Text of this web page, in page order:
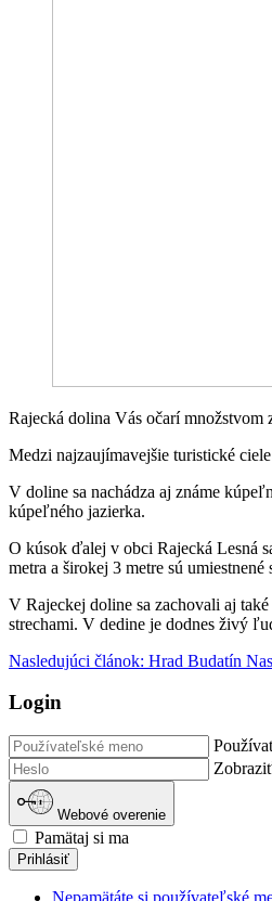
Rajecká dolina Vás očarí
Medzi najzaujímavejšie turistické
V doline sa nachádza aj známe
kúpeľného jazierka.
O kúsok ďalej v obci Rajecká Lesná
metra a širokej 3 metre sú
V Rajeckej doline sa zachovali aj
strechami. V dedine je dodnes živý
Nasledujúci článok: Hrad Budatín
Login
Webové overenie
Pamätaj si ma
Prihlásiť